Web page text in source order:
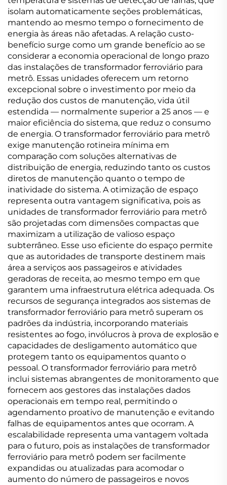
isolam automaticamente seções problemáticas,
mantendo ao mesmo tempo o fornecimento de
energia às áreas não afetadas. A relação custo-
benefício surge como um grande benefício ao se
considerar a economia operacional de longo prazo
das instalações de transformador ferroviário para
metrô. Essas unidades oferecem um retorno
excepcional sobre o investimento por meio da
redução dos custos de manutenção, vida útil
estendida — normalmente superior a 25 anos — e
maior eficiência do sistema, que reduz o consumo
de energia. O transformador ferroviário para metrô
exige manutenção rotineira mínima em
comparação com soluções alternativas de
distribuição de energia, reduzindo tanto os custos
diretos de manutenção quanto o tempo de
inatividade do sistema. A otimização de espaço
representa outra vantagem significativa, pois as
unidades de transformador ferroviário para metrô
são projetadas com dimensões compactas que
maximizam a utilização de valioso espaço
subterrâneo. Esse uso eficiente do espaço permite
que as autoridades de transporte destinem mais
área a serviços aos passageiros e atividades
geradoras de receita, ao mesmo tempo em que
garantem uma infraestrutura elétrica adequada. Os
recursos de segurança integrados aos sistemas de
transformador ferroviário para metrô superam os
padrões da indústria, incorporando materiais
resistentes ao fogo, invólucros à prova de explosão e
capacidades de desligamento automático que
protegem tanto os equipamentos quanto o
pessoal. O transformador ferroviário para metrô
inclui sistemas abrangentes de monitoramento que
fornecem aos gestores das instalações dados
operacionais em tempo real, permitindo o
agendamento proativo de manutenção e evitando
falhas de equipamentos antes que ocorram. A
escalabilidade representa uma vantagem voltada
para o futuro, pois as instalações de transformador
ferroviário para metrô podem ser facilmente
expandidas ou atualizadas para acomodar o
aumento do número de passageiros e novos